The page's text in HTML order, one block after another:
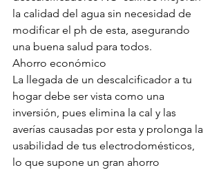
la calidad del agua sin necesidad de
modificar el ph de esta, asegurando
una buena salud para todos.
Ahorro económico
La llegada de un descalcificador a tu
hogar debe ser vista como una
inversión, pues elimina la cal y las
averías causadas por esta y prolonga la
usabilidad de tus electrodomésticos,
lo que supone un gran ahorro